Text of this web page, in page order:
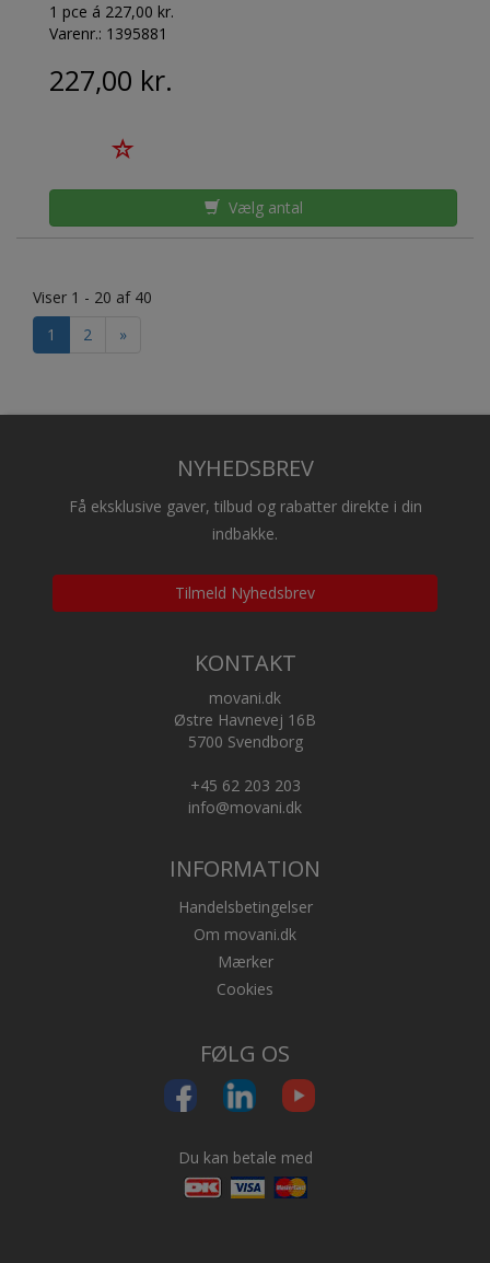
1 pce á 227,00 kr.
Varenr.: 1395881
227,00 kr.
Vælg antal
Viser 1 - 20 af 40
1
2 »
NYHEDSBREV
Få eksklusive gaver, tilbud og rabatter direkte i din
indbakke.
Tilmeld Nyhedsbrev
KONTAKT
movani.dk
Østre Havnevej 16B
5700 Svendborg
+45 62 203 203
info@movani.dk
INFORMATION
Handelsbetingelser
Om movani.dk
Mærker
Cookies
FØLG OS
Du kan betale med